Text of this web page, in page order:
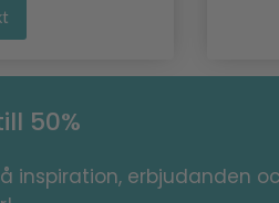
50%
inspiration, erbjudanden